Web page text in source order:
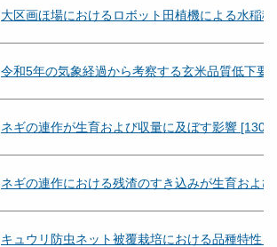
大区画ほ場におけるロボット田植機による水稲
令和5年の気象経過から考察する玄米品質低下要
ネギの連作が生育および収量に及ぼす影響
ネギの連作における残渣のすき込みが生育およ
キュウリ防虫ネット被覆栽培における品種特性